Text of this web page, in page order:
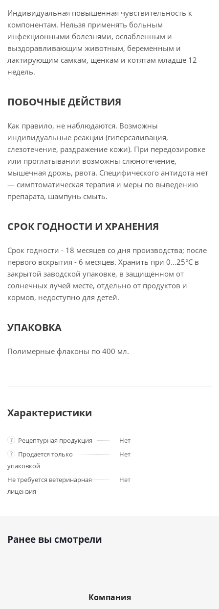
Индивидуальная повышенная чувствительность к
компонентам. Нельзя применять больным
инфекционными болезнями, ослабленным и
выздоравливающим животным, беременным и
лактирующим самкам, щенкам и котятам младше 12
недель.
ПОБОЧНЫЕ ДЕЙСТВИЯ
Как правило, не наблюдаются. Возможны
индивидуальные реакции (гиперсаливация,
слезотечение, раздражение кожи). При передозировке
или проглатывании возможны слюнотечение,
мышечная дрожь, рвота. Специфического антидота нет
— симптоматическая терапия и меры по выведению
препарата, шампунь смыть.
СРОК ГОДНОСТИ И ХРАНЕНИЯ
Срок годности - 18 месяцев со дня производства; после
первого вскрытия - 6 месяцев. Хранить при 0…25°C в
закрытой заводской упаковке, в защищённом от
солнечных лучей месте, отдельно от продуктов и
кормов, недоступно для детей.
УПАКОВКА
Полимерные флаконы по 400 мл.
Характеристики
? Рецептурная продукция Нет
?
Продается только
упаковкой
Нет
Не требуется ветеринарная
лицензия
Нет
Ранее вы смотрели
Компания